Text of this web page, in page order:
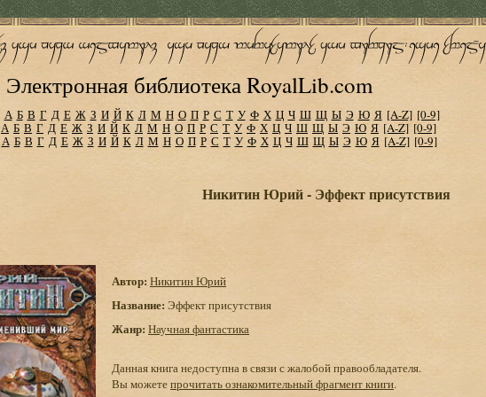
Электронная библиотека RoyalLib.com
А Б В Г Д Е Ж З И Й К Л М Н О П Р С Т У Ф Х Ц Ч Ш Щ Ы Э Ю Я [A-Z] [0-9]
А Б В Г Д Е Ж З И Й К Л М Н О П Р С Т У Ф Х Ц Ч Ш Щ Ы Э Ю Я [A-Z] [0-9]
А Б В Г Д Е Ж З И Й К Л М Н О П Р С Т У Ф Х Ц Ч Ш Щ Ы Э Ю Я [A-Z] [0-9]
Никитин Юрий - Эффект присутствия
Автор: Никитин Юрий
Название: Эффект присутствия
Жанр: Научная фантастика
Данная книга недоступна в связи с жалобой правообладателя.
Вы можетепрочитать ознакомительный фрагмент книги.